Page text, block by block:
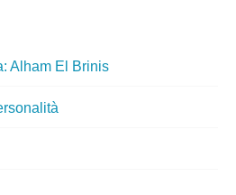
Alham El Brinis